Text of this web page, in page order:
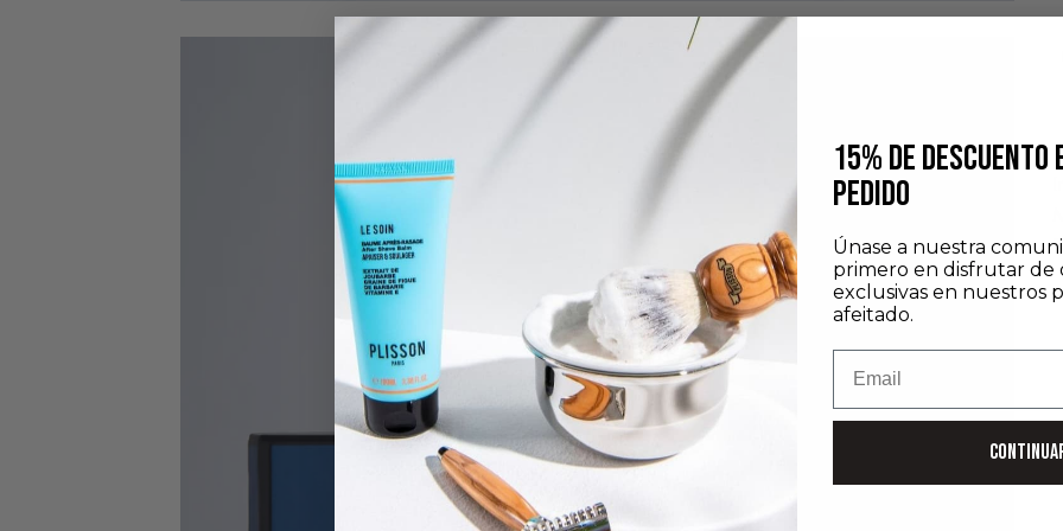
15% DE DESCUENTO
PEDIDO
Únase a nuestra
primero en disfrutar de
exclusivas en nuestros
afeitado.